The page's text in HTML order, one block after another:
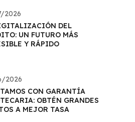
2026
DEL
UN FUTURO MÁS
Y RÁPIDO
2026
CON GARANTÍA
OBTÉN GRANDES
A MEJOR TASA